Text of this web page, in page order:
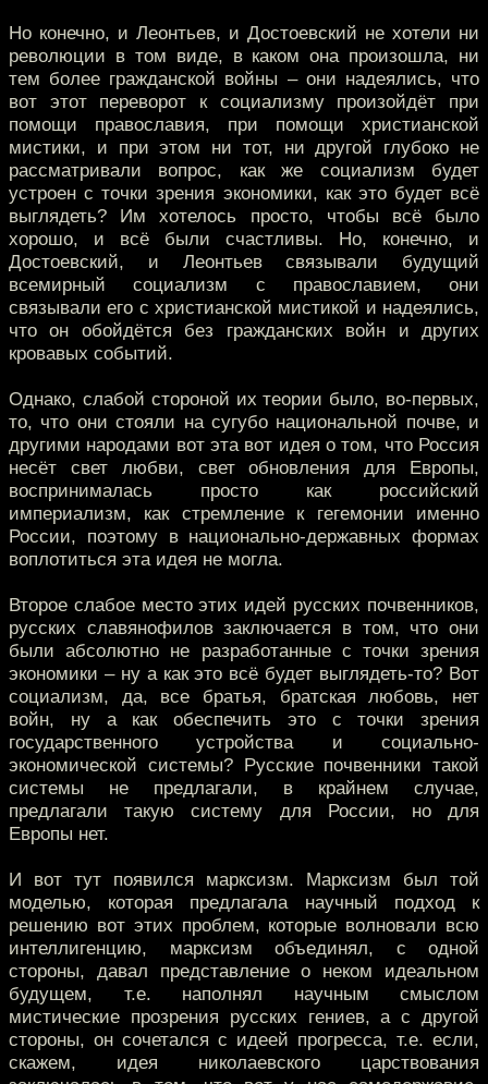
Но конечно, и Леонтьев, и Достоевский не хотели ни
революции в том виде, в каком она произошла, ни
тем более гражданской войны – они надеялись, что
вот этот переворот к социализму произойдёт при
помощи православия, при помощи христианской
мистики, и при этом ни тот, ни другой глубоко не
рассматривали вопрос, как же социализм будет
устроен с точки зрения экономики, как это будет всё
выглядеть? Им хотелось просто, чтобы всё было
хорошо, и всё были счастливы. Но, конечно, и
Достоевский, и Леонтьев связывали будущий
всемирный социализм с православием, они
связывали его с христианской мистикой и надеялись,
что он обойдётся без гражданских войн и других
кровавых событий.
Однако, слабой стороной их теории было, во-первых,
то, что они стояли на сугубо национальной почве, и
другими народами вот эта вот идея о том, что Россия
несёт свет любви, свет обновления для Европы,
воспринималась просто как российский
империализм, как стремление к гегемонии именно
России, поэтому в национально-державных формах
воплотиться эта идея не могла.
Второе слабое место этих идей русских почвенников,
русских славянофилов заключается в том, что они
были абсолютно не разработанные с точки зрения
экономики – ну а как это всё будет выглядеть-то? Вот
социализм, да, все братья, братская любовь, нет
войн, ну а как обеспечить это с точки зрения
государственного устройства и социально-
экономической системы? Русские почвенники такой
системы не предлагали, в крайнем случае,
предлагали такую систему для России, но для
Европы нет.
И вот тут появился марксизм. Марксизм был той
моделью, которая предлагала научный подход к
решению вот этих проблем, которые волновали всю
интеллигенцию, марксизм объединял, с одной
стороны, давал представление о неком идеальном
будущем, т.е. наполнял научным смыслом
мистические прозрения русских гениев, а с другой
стороны, он сочетался с идеей прогресса, т.е. если,
скажем, идея николаевского царствования